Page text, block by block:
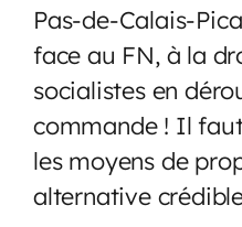
Pas-de-Calais-
face au FN, à la
socialistes en
commande ! Il
les moyens de
alternative